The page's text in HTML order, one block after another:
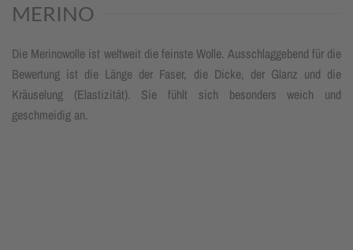
MERINO
Die Merinowolle ist weltweit die feinste Wolle. Ausschlaggebend für die
Bewertung ist die Länge der Faser, die Dicke, der Glanz und die
Kräuselung (Elastizität). Sie fühlt sich besonders weich und
geschmeidig an.